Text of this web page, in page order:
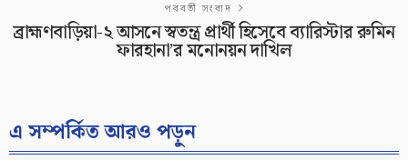
পরবর্তী সংবাদ
ব্রাহ্মণবাড়িয়া-২ আসনে স্বতন্ত্র প্রার্থী হিসেবে ব্যারিস্টার রুমিন
ফারহানা’র মনোনয়ন দাখিল
এ সম্পর্কিত আরও পড়ুন